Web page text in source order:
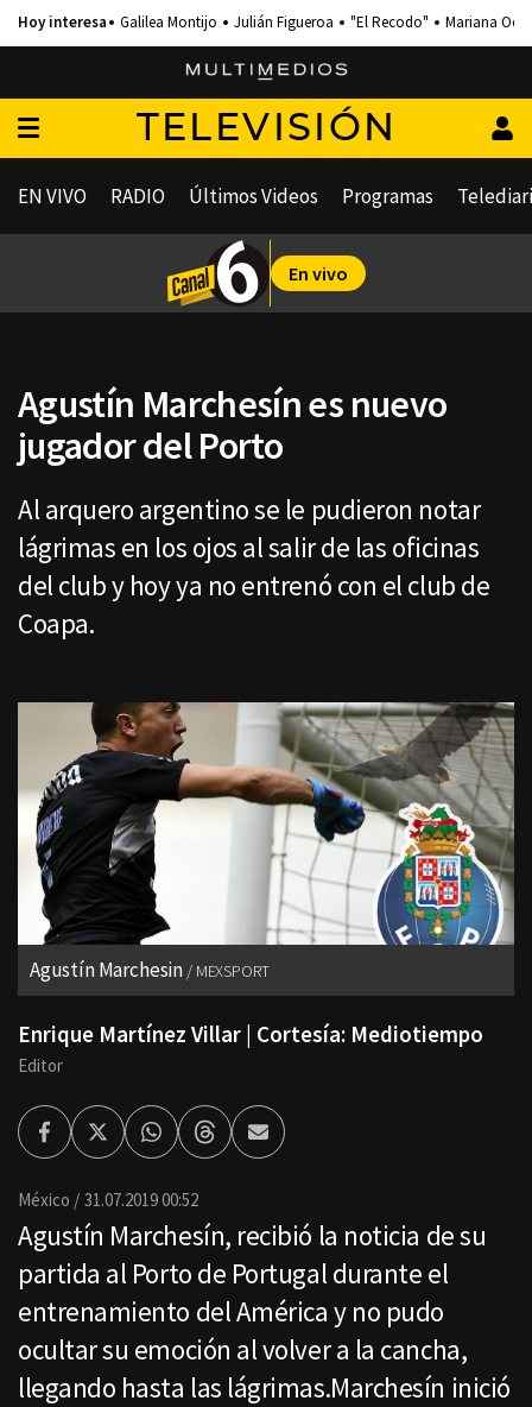
Galilea Montijo Julián Figueroa "El Recodo" Mariana
TELEVISIÓN
EN VIVO RADIO Últimos Videos Programas
En vivo
Agustín Marchesín es nuevo
jugador del Porto
Al arquero argentino se le pudieron notar
lágrimas en los ojos al salir de las oficinas
del club y hoy ya no entrenó con el club de
Coapa.
Agustín Marchesin MEXSPORT
Enrique Martínez Villar | Cortesía: Mediotiempo
Editor
FacebookTwitterWhatsappThreadsEnviar
por
México 31.07.2019 00:52
Agustín Marchesín, recibió la noticia de su
partida al Porto de Portugal durante el
entrenamiento del América y no pudo
ocultar su emoción al volver a la cancha,
llegando hasta las lágrimas.Marchesín inició